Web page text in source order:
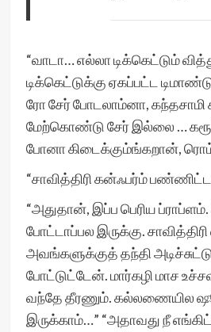
“வாடா… எல்லா டிக்கெட்டும்
டிக்கெட்டுக்கு ஏகப்பட்ட
ரோ சேர் போடலாம்னா, கந்தசாமி
மேற்கொண்டு சேர் இல்லை …
போனா கிடைக்கும்ங்கறான்,
“சாவித்திரி கன்ஃபர்ம்
“அதுதான், இப்ப பெரிய
போட்டாப்பல இருக்கு.
அவங்களுக்குத் தந்தி
போட்டுட்டேன். மார்கழி மாச
வந்தே தீரணும். கல்லணையில
இருக்காம்…” “அதாவது நீ